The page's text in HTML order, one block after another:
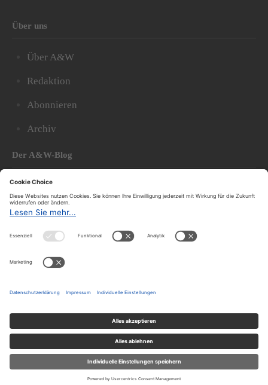
Über uns
Über A&W
Redaktion
Abonnieren
Archiv
Der A&W-Blog
DerA&W-Blog
hat sich in den vergangenen Jahren zu einem der
bedeutendsten politischen Blogs in Österreich
entwickelt.
Impressum und Offenlegung|
Datenschutzeinstellungen